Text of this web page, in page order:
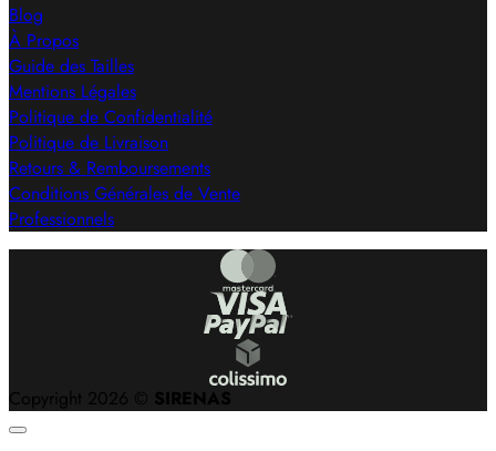
Blog
À Propos
Guide des Tailles
Mentions Légales
Politique de Confidentialité
Politique de Livraison
Retours & Remboursements
Conditions Générales de Vente
Professionnels
Copyright 2026 © SIRENAS